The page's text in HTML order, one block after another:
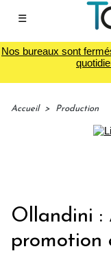
☰
Nos bureaux sont
Accueil > Production
Ollandini :
promotion